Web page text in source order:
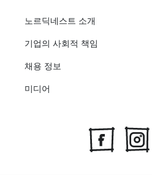
노르딕네스트 소개
기업의 사회적 책임
채용 정보
미디어